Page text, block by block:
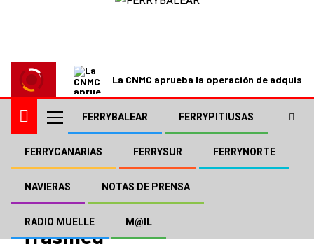
La CNMC aprueba la operación de
FERRYBALEAR FERRYPITIUSAS
FERRYCANARIAS FERRYSUR FERRYNORTE
NAVIERAS NOTAS DE PRENSA
RADIO MUELLE M@IL
Trabajos en Nápoles para el
«Ciudad de Barcelona» de
Trasmed